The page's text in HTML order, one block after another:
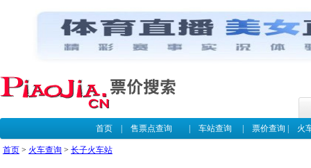
首页| 售票点查询 车站查询 票价查询 火
首页 > 火车查询 > 长子火车站